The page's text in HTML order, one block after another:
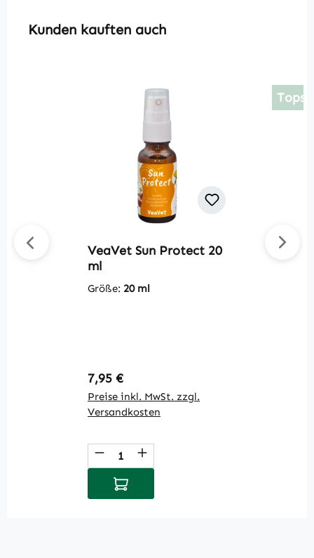
Produktgalerie überspringen
Kunden kauften auch
VeaVet Sun Protect 20
ml
Größe: 20 ml
Regulärer Preis:
7,95 €
Preise inkl. MwSt. zzgl.
Versandkosten
Produkt Anzahl: Gib den
In den Warenkorb